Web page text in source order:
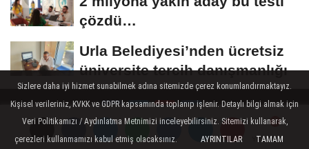
Yorumlar
Yorumlar
çözdü…
Urla Belediyesi’nden ücretsiz
üniversite tercih danışmanlığı
Hakkımızda Künye Çerez Politikası Gizlilik İlkeleri
Sizlere daha iyi hizmet sunabilmek adına sitemizde çerez konumlandırmaktayız.
Kişisel verileriniz, KVKK ve GDPR kapsamında toplanıp işlenir. Detaylı bilgi almak için
Veri Politikamızı / Aydınlatma Metnimizi inceleyebilirsiniz. Sitemizi kullanarak,
çerezleri kullanmamızı kabul etmiş olacaksınız.
AYRINTILAR TAMAM